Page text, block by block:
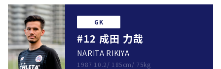
GK
#12 成田 力哉
NARITA RIKIYA
1987.10.2/ 185cm/ 75kg